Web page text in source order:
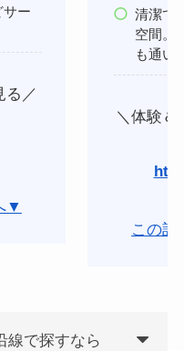
サー
る／
▼
清潔で
空間。
も通い
＼体験＆
この
線で探すなら